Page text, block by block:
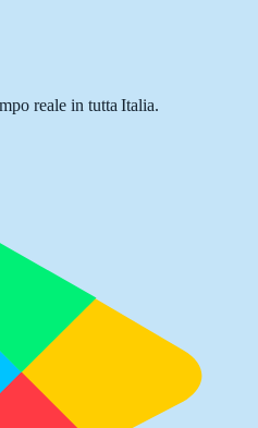
reale in tutta Italia.